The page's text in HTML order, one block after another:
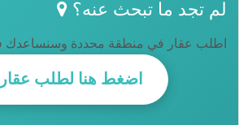
لم تجد ما تبحث عنه؟
اطلب عقار في منطقة محددة وسنساعدك
اضغط هنا لطلب عقار